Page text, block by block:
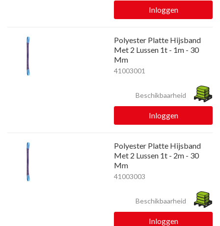
Inloggen
Polyester Platte Hijsband
Met 2 Lussen 1t - 1m - 30
Mm
41003001
Beschikbaarheid
Inloggen
Polyester Platte Hijsband
Met 2 Lussen 1t - 2m - 30
Mm
41003003
Beschikbaarheid
Inloggen